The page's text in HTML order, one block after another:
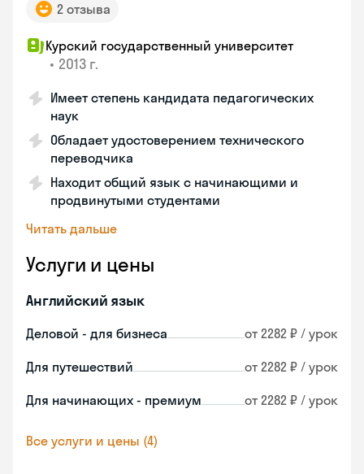
2 отзыва
Курский государственный университет
• 2013 г.
Имеет степень кандидата педагогических
наук
Обладает удостоверением технического
переводчика
Находит общий язык с начинающими и
продвинутыми студентами
Читать дальше
Услуги и цены
Английский язык
Деловой - для бизнеса от 2282 ₽ / урок
Для путешествий от 2282 ₽ / урок
Для начинающих - премиум от 2282 ₽ / урок
Все услуги и цены (4)